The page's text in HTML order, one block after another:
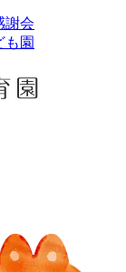
謝会
も園